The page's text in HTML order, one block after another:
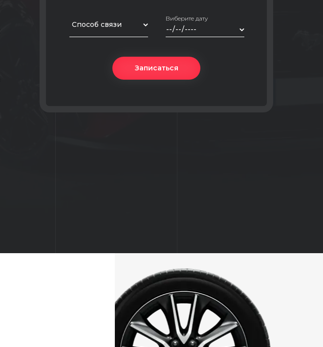
Способ связи
Виберите дату
Записаться